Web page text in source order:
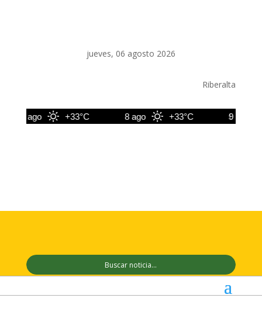
jueves, 06 agosto 2026
Riberalta
7 ago +33°C 8 ago +33°C 9 ago